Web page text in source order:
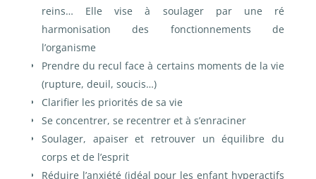
reins… Elle vise à soulager par une ré
harmonisation des fonctionnements de
l’organisme
Prendre du recul face à certains moments de la vie
(rupture, deuil, soucis…)
Clarifier les priorités de sa vie
Se concentrer, se recentrer et à s’enraciner
Soulager, apaiser et retrouver un équilibre du
corps et de l’esprit
Réduire l’anxiété (idéal pour les enfant hyperactifs